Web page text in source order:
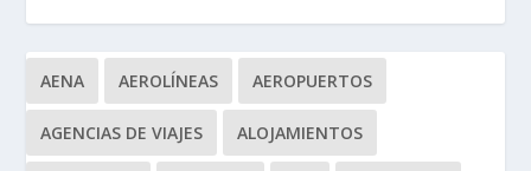
AENA AEROLÍNEAS AEROPUERTOS
AGENCIAS DE VIAJES ALOJAMIENTOS